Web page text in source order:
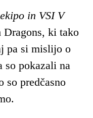
in VSI V
Dragons, ki tako
pa si mislijo o
so pokazali na
so predčasno